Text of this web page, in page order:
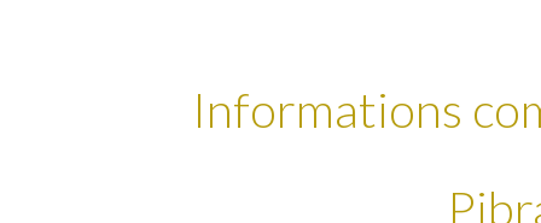
Informations